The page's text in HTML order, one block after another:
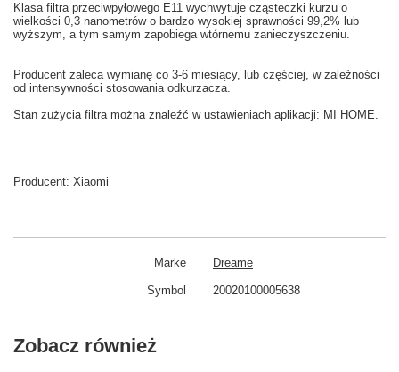
Klasa filtra przeciwpyłowego E11 wychwytuje cząsteczki kurzu o
wielkości 0,3 nanometrów o bardzo wysokiej sprawności 99,2% lub
wyższym, a tym samym zapobiega wtórnemu zanieczyszczeniu.
Producent zaleca wymianę co 3-6 miesiący, lub częściej, w zależności
od intensywności stosowania odkurzacza.
Stan zużycia filtra można znaleźć w ustawieniach aplikacji: MI HOME.
Producent: Xiaomi
Marke Dreame
Symbol 20020100005638
Zobacz również